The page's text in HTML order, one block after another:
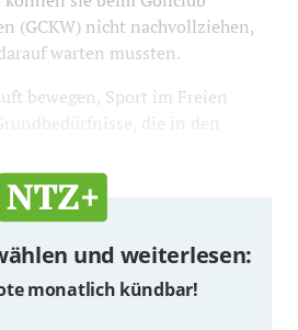
(GCKW) nicht nachvollziehen,
warten mussten.
bewegen, Sport im Freien
die in den
und weiterlesen:
monatlich kündbar!